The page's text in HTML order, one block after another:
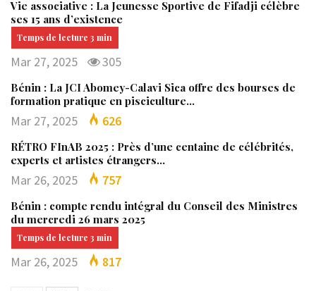
Vie associative : La Jeunesse Sportive de Fifadji célèbre
ses 15 ans d’existence
Mar 27, 2025 305
Bénin : La JCI Abomey-Calavi Sica offre des bourses de
formation pratique en pisciculture…
Mar 27, 2025 626
RÉTRO FInAB 2025 : Près d’une centaine de célébrités,
experts et artistes étrangers…
Mar 26, 2025 757
Bénin : compte rendu intégral du Conseil des Ministres
du mercredi 26 mars 2025
Mar 26, 2025 817